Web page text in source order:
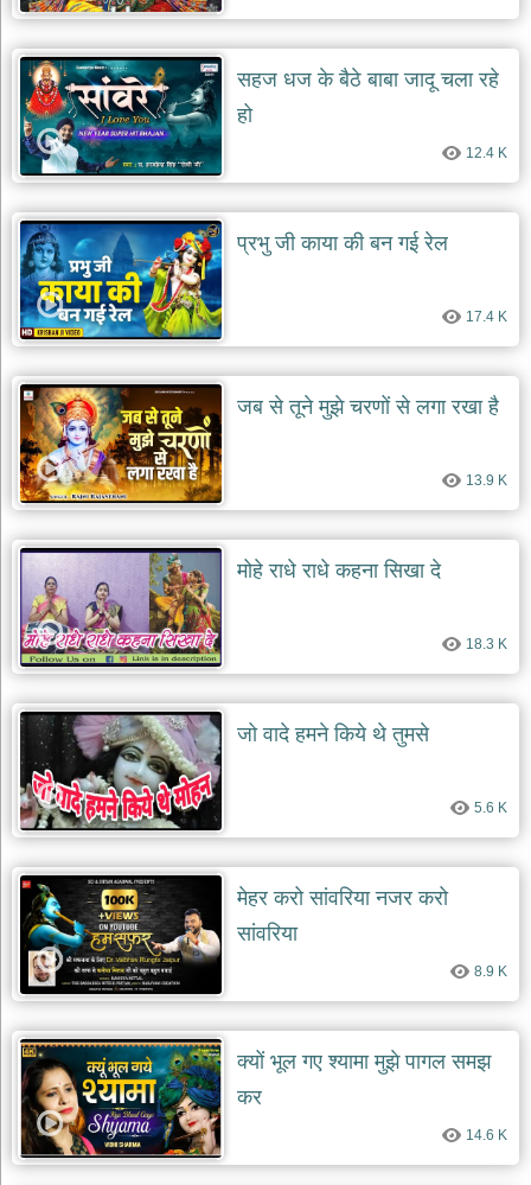
जोड़ें
add
bhajans
सहज धज के बैठे बाबा जादू चला रहे
हो
12.4 K
प्रभु जी काया की बन गई रेल
17.4 K
जब से तूने मुझे चरणों से लगा रखा है
13.9 K
मोहे राधे राधे कहना सिखा दे
18.3 K
जो वादे हमने किये थे तुमसे
5.6 K
मेहर करो सांवरिया नजर करो
सांवरिया
8.9 K
क्यों भूल गए श्यामा मुझे पागल समझ
कर
14.6 K